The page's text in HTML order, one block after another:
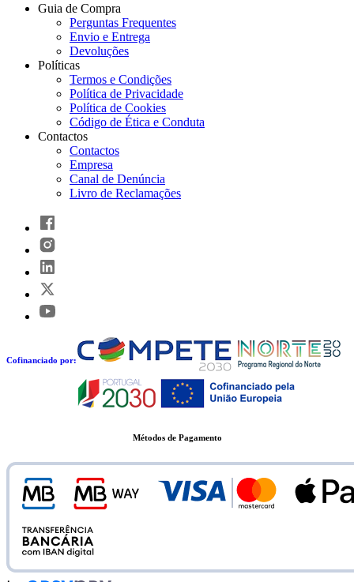
Guia de Compra
Perguntas Frequentes
Envio e Entrega
Devoluções
Políticas
Termos e Condições
Política de Privacidade
Política de Cookies
Código de Ética e Conduta
Contactos
Contactos
Empresa
Canal de Denúncia
Livro de Reclamações
Cofinanciado por:
Métodos de Pagamento